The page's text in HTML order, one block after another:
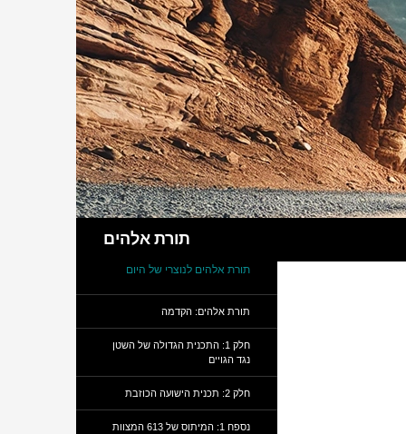
תורת אלהים
תורת אלהים לנוצרי של היום
תורת אלהים: הקדמה
חלק 1: התכנית הגדולה של השטן
נגד הגויים
חלק 2: תכנית הישועה הכוזבת
נספח 1: המיתוס של 613 המצוות